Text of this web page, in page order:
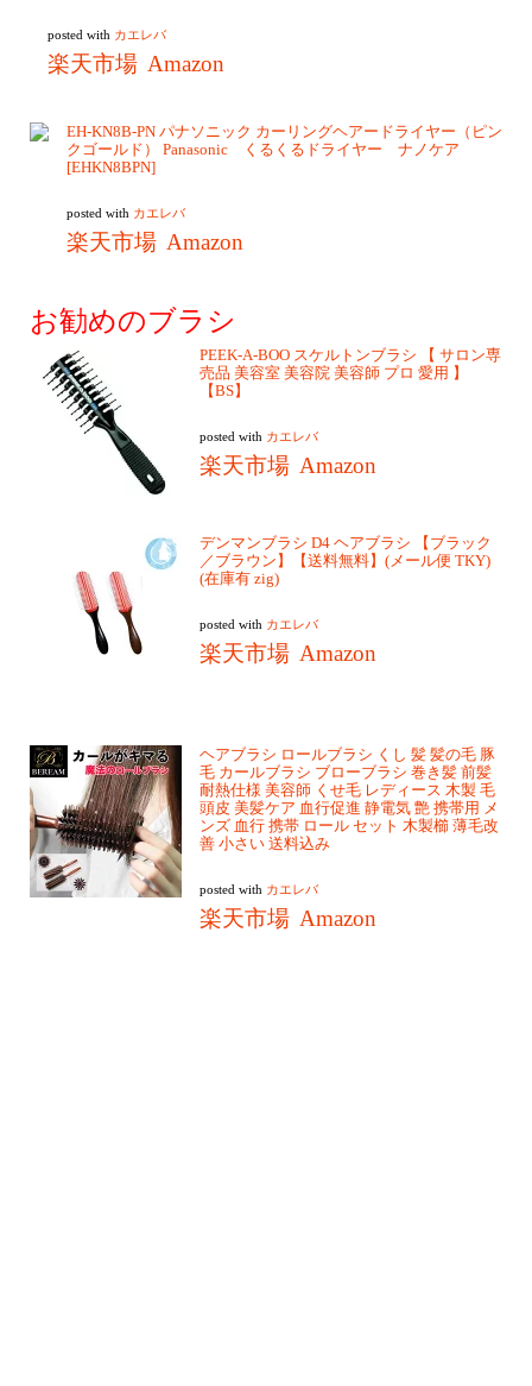
posted with カエレバ
楽天市場 Amazon
EH-KN8B-PN パナソニック カーリングヘアードライヤー（ピン
クゴールド） Panasonic くるくるドライヤー ナノケア
[EHKN8BPN]
posted with カエレバ
楽天市場 Amazon
お勧めのブラシ
PEEK-A-BOO スケルトンブラシ 【 サロン専
売品 美容室 美容院 美容師 プロ 愛用 】
【BS】
posted with カエレバ
楽天市場 Amazon
デンマンブラシ D4 ヘアブラシ 【ブラック
／ブラウン】【送料無料】(メール便 TKY)
(在庫有 zig)
posted with カエレバ
楽天市場 Amazon
ヘアブラシ ロールブラシ くし 髪 髪の毛 豚
毛 カールブラシ ブローブラシ 巻き髪 前髪
耐熱仕様 美容師 くせ毛 レディース 木製 毛
頭皮 美髪ケア 血行促進 静電気 艶 携帯用 メ
ンズ 血行 携帯 ロール セット 木製櫛 薄毛改
善 小さい 送料込み
posted with カエレバ
楽天市場 Amazon